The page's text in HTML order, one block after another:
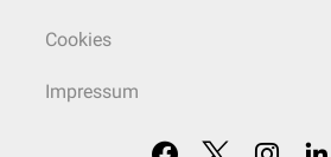
Cookies
Impressum